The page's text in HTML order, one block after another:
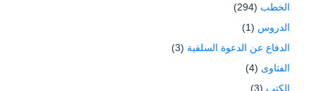
الخطب (294)
الدروس (1)
الدفاع عن الدعوة السلفية (3)
الفتاوى (4)
الكتب (3)